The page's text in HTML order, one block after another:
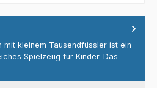
mit kleinem Tausendfüssler ist ein
Spielzeug für Kinder. Das